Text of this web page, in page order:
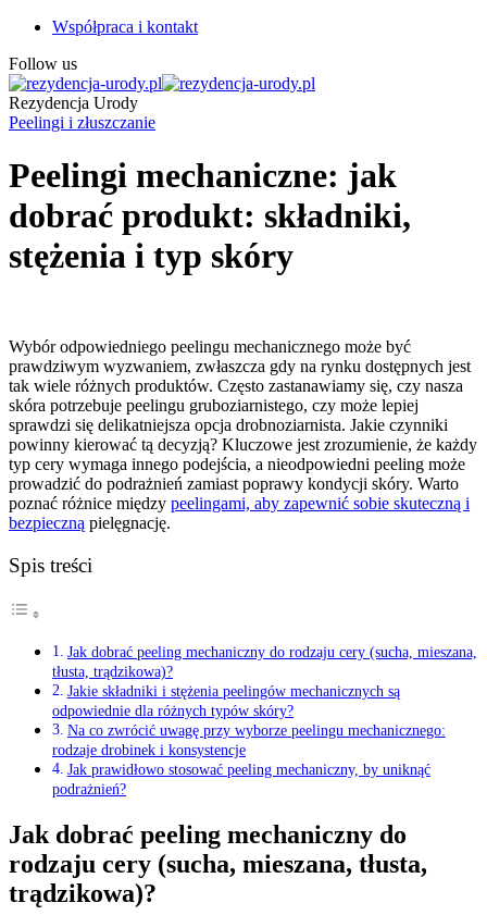
Współpraca i kontakt
Follow us
Rezydencja Urody
Peelingi i złuszczanie
Peelingi mechaniczne: jak
dobrać produkt: składniki,
stężenia i typ skóry
Wybór odpowiedniego peelingu mechanicznego może być
prawdziwym wyzwaniem, zwłaszcza gdy na rynku dostępnych jest
tak wiele różnych produktów. Często zastanawiamy się, czy nasza
skóra potrzebuje peelingu gruboziarnistego, czy może lepiej
sprawdzi się delikatniejsza opcja drobnoziarnista. Jakie czynniki
powinny kierować tą decyzją? Kluczowe jest zrozumienie, że każdy
typ cery wymaga innego podejścia, a nieodpowiedni peeling może
prowadzić do podrażnień zamiast poprawy kondycji skóry. Warto
poznać różnice między peelingami, aby zapewnić sobie skuteczną i
bezpieczną pielęgnację.
Spis treści
Jak dobrać peeling mechaniczny do rodzaju cery (sucha, mieszana,
tłusta, trądzikowa)?
Jakie składniki i stężenia peelingów mechanicznych są
odpowiednie dla różnych typów skóry?
Na co zwrócić uwagę przy wyborze peelingu mechanicznego:
rodzaje drobinek i konsystencje
Jak prawidłowo stosować peeling mechaniczny, by uniknąć
podrażnień?
Jak dobrać peeling mechaniczny do
rodzaju cery (sucha, mieszana, tłusta,
trądzikowa)?